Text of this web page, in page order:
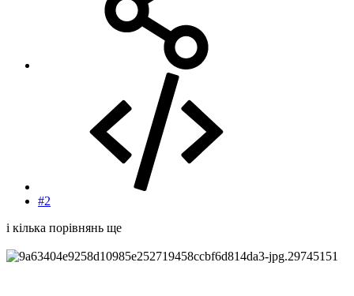
#2
і кілька порівнянь ще